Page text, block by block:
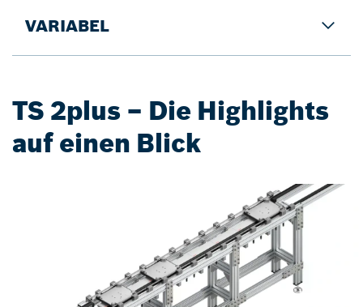
VARIABEL
TS 2plus – Die Highlights
auf einen Blick